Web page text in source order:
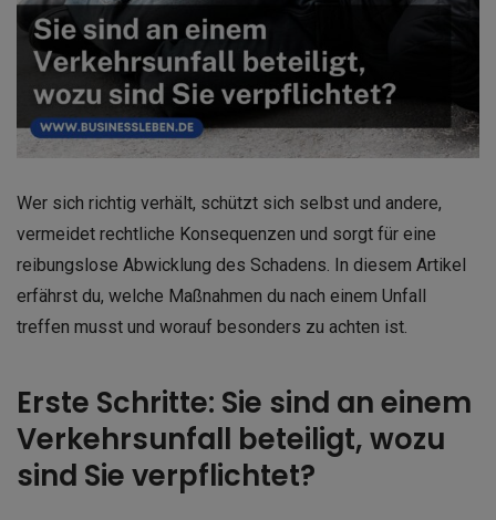
Wer sich richtig verhält, schützt sich selbst und andere,
vermeidet rechtliche Konsequenzen und sorgt für eine
reibungslose Abwicklung des Schadens. In diesem Artikel
erfährst du, welche Maßnahmen du nach einem Unfall
treffen musst und worauf besonders zu achten ist.
Erste Schritte: Sie sind an einem
Verkehrsunfall beteiligt, wozu
sind Sie verpflichtet?